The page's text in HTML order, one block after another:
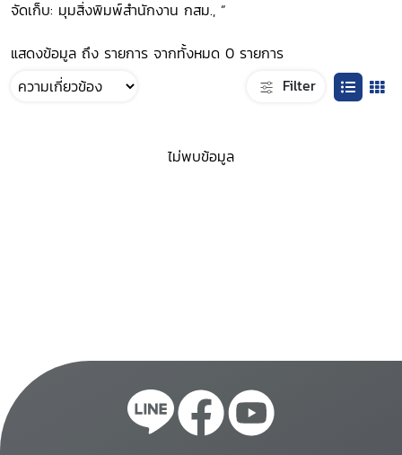
จัดเก็บ: มุมสิ่งพิมพ์สำนักงาน กสม., ”
แสดงข้อมูล ถึง รายการ จากทั้งหมด 0 รายการ
Filter
ไม่พบข้อมูล